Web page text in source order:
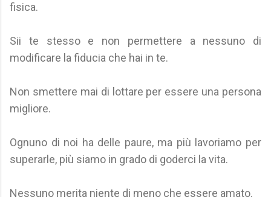
fisica.
Sii te stesso e non permettere a nessuno di
modificare la fiducia che hai in te.
Non smettere mai di lottare per essere una persona
migliore.
Ognuno di noi ha delle paure, ma più lavoriamo per
superarle, più siamo in grado di goderci la vita.
Nessuno merita niente di meno che essere amato.